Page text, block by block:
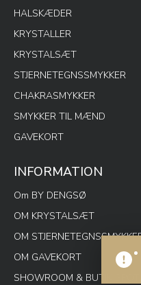
HALSKÆDER
KRYSTALLER
KRYSTALSÆT
STJERNETEGNSSMYKKER
CHAKRASMYKKER
SMYKKER TIL MÆND
GAVEKORT
INFORMATION
Om BY DENGSØ
OM KRYSTALSÆT
OM
OM GAVEKORT
SHOWROOM & BUTIK